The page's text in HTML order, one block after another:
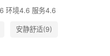
环境4.6 服务4.6
安静舒适(9)